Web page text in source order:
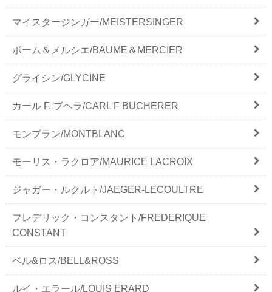
マイスタージンガー/MEISTERSINGER
ボーム＆メルシエ/BAUME＆MERCIER
グライシン/GLYCINE
カール F. ブヘラ/CARL F BUCHERER
モンブラン/MONTBLANC
モーリス・ラクロア/MAURICE LACROIX
ジャガー・ルクルト/JAEGER-LECOULTRE
フレデリック・コンスタント/FREDERIQUE
CONSTANT
ベル&ロス/BELL&ROSS
ルイ・エラール/LOUIS ERARD